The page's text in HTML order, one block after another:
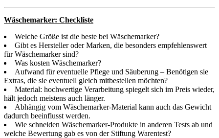
Wäschemarker: Checkliste
Welche Größe ist die beste bei Wäschemarker?
Gibt es Hersteller oder Marken, die besonders empfehlenswert
für Wäschemarker sind?
Was kosten Wäschemarker?
Aufwand für eventuelle Pflege und Säuberung – Benötigen sie
Extras, die sie eventuell gleich mitbestellen möchten?
Material: hochwertige Verarbeitung spiegelt sich im Preis wieder,
hält jedoch meistens auch länger.
Abhängig vom Wäschemarker-Material kann auch das Gewicht
dadurch beeinflusst werden.
Wie schneiden Wäschemarker-Produkte in anderen Tests ab und
welche Bewertung gab es von der Stiftung Warentest?